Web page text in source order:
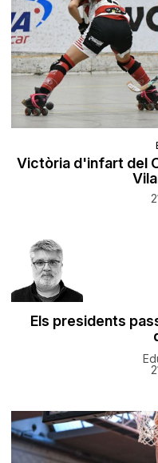
Victòria d'infart del
Els presidents